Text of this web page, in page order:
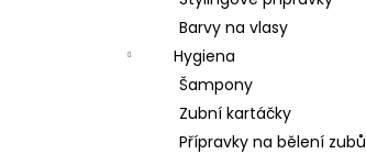
Barvy na vlasy
Hygiena
Šampony
Zubní kartáčky
Přípravky na bělení zubů